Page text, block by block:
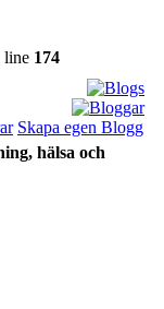
line 174
Skapa egen Blogg
hälsa och